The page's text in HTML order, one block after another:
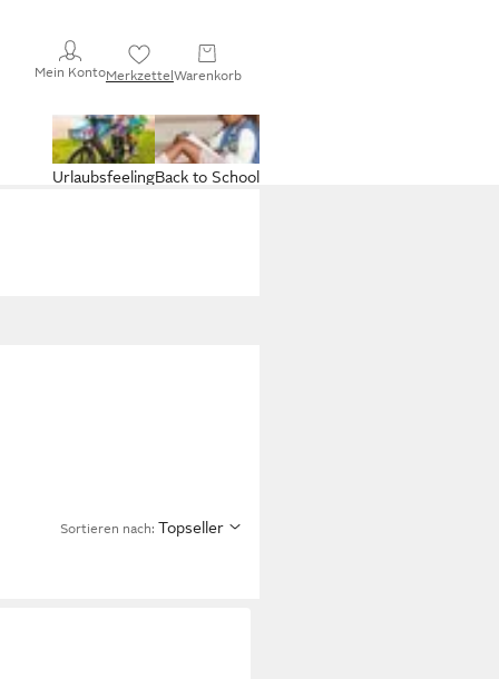
Mein KontoMerkzettelWarenkorb
Back to School
Urlaubsfeeling
Sortieren nach: Topseller